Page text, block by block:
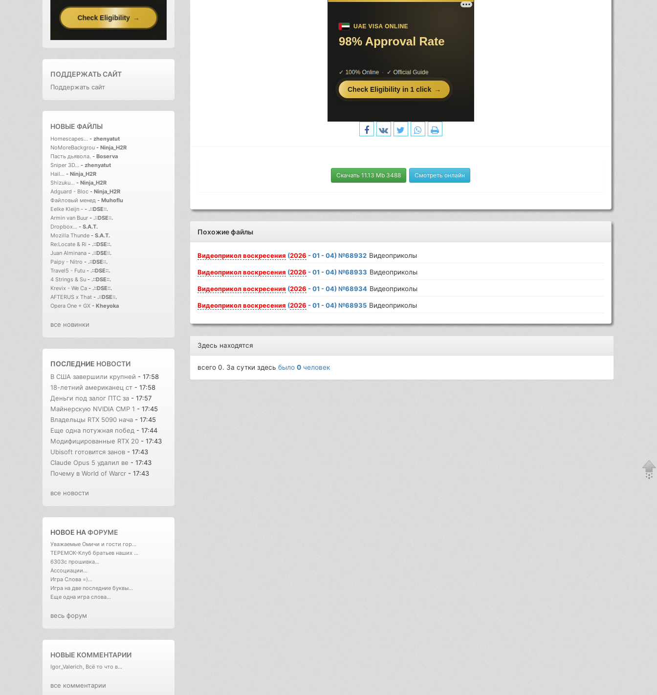
ПОДДЕРЖАТЬ САЙТ
Поддержать сайт
НОВЫЕ ФАЙЛЫ
Homescapes... - zhenyatut
NoMoreBackgrou - Ninja_H2R
Пасть дьявола. - Boserva
Sniper 3D... - zhenyatut
Hail... - Ninja_H2R
Shizuku... - Ninja_H2R
Adguard - Bloc - Ninja_H2R
Файловый менед - Muhoflu
Eelke Kleijn - - .::DSE::.
Armin van Buur - .::DSE::.
Dropbox... - S.A.T.
Mozilla Thunde - S.A.T.
Re:Locate & Ri - .::DSE::.
Juan Alminana - .::DSE::.
Paipy - Nitro - .::DSE::.
Travel5 - Futu - .::DSE::.
4 Strings & Su - .::DSE::.
Krevix - We Ca - .::DSE::.
AFTERUS x That - .::DSE::.
Opera One + GX - Kheyoka
все новинки
ПОСЛЕДНИЕ НОВОСТИ
В США завершили крупней - 17:58
18-летний американец ст - 17:58
Деньги под залог ПТС за - 17:57
Майнерскую NVIDIA CMP 1 - 17:45
Владельцы RTX 5090 нача - 17:45
Еще одна потужная побед - 17:44
Модифицированные RTX 20 - 17:43
Ubisoft готовится занов - 17:43
Claude Opus 5 удалил ве - 17:43
Почему в World of Warcr - 17:43
все новости
НОВОЕ НАФОРУМЕ
Уважаемые Омичи и гости гор...
ТЕРЕМОК-Клуб братьев наших ...
6303с прошивка...
Ассоциации...
Игра Слова =)...
Игра на две последние буквы...
Еще одна игра слова...
весь форум
НОВЫЕ КОММЕНТАРИИ
Igor_Valerich, Всё то что в...
все комментарии
Скачать 11.13 Mb 3488 Смотреть онлайн
Похожие файлы
Видеоприколвоскресения (2026 - 01 - 04) №68932 Видеоприколы
Видеоприколвоскресения (2026 - 01 - 04) №68933 Видеоприколы
Видеоприколвоскресения (2026 - 01 - 04) №68934 Видеоприколы
Видеоприколвоскресения (2026 - 01 - 04) №68935 Видеоприколы
Здесь находятся
всего 0. За сутки здесьбыло0 человек